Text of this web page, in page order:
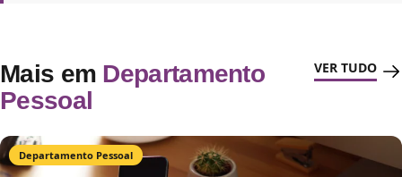
Mais em Departamento
Pessoal
VER TUDO
Departamento Pessoal